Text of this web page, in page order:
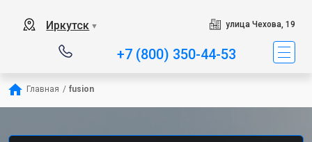
Иркутск ▼ улица Чехова, 19
+7 (800) 350-44-53
Главная / fusion